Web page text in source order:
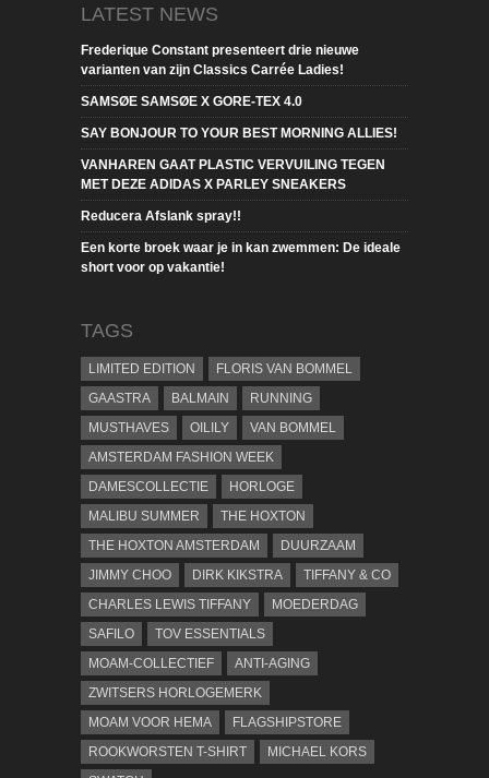
LATEST NEWS
Frederique Constant presenteert drie nieuwe
varianten van zijn Classics Carrée Ladies!
SAMSØE SAMSØE X GORE-TEX 4.0
SAY BONJOUR TO YOUR BEST MORNING ALLIES!
VANHAREN GAAT PLASTIC VERVUILING TEGEN
MET DEZE ADIDAS X PARLEY SNEAKERS
Reducera Afslank spray!!
Een korte broek waar je in kan zwemmen: De ideale
short voor op vakantie!
TAGS
LIMITED EDITION
FLORIS VAN BOMMEL
GAASTRA
BALMAIN
RUNNING
MUSTHAVES
OILILY
VAN BOMMEL
AMSTERDAM FASHION WEEK
DAMESCOLLECTIE
HORLOGE
MALIBU SUMMER
THE HOXTON
THE HOXTON AMSTERDAM
DUURZAAM
JIMMY CHOO
DIRK KIKSTRA
TIFFANY & CO
CHARLES LEWIS TIFFANY
MOEDERDAG
SAFILO
TOV ESSENTIALS
MOAM-COLLECTIEF
ANTI-AGING
ZWITSERS HORLOGEMERK
MOAM VOOR HEMA
FLAGSHIPSTORE
ROOKWORSTEN T-SHIRT
MICHAEL KORS